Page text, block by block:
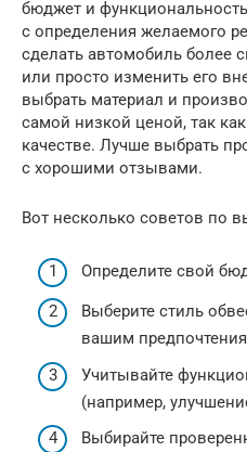
бюджет и
с определения желаемого
сделать автомобиль
или просто изменить его
выбрать материал и
самой низкой ценой, так
качестве. Лучше выбрать
с хорошими отзывами.
Вот несколько советов по
Определите свой
Выберите стиль
вашим
Учитывайте
(например,
Выбирайте